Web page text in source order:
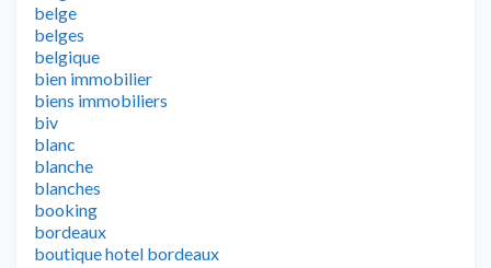
belge
belges
belgique
bien immobilier
biens immobiliers
biv
blanc
blanche
blanches
booking
bordeaux
boutique hotel bordeaux